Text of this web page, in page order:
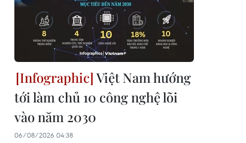
Việt Nam hướng
tới làm chủ 10 công nghệ lõi
vào năm 2030
06/08/2026 04:38